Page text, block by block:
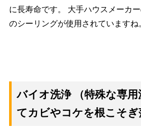
に長寿命です。 大手ハウスメーカ
のシーリングが使用されていますね
バイオ洗浄（特殊な専用
てカビやコケを根こそぎ